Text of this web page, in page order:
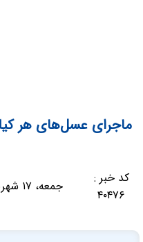
ماجرای عسل‌های هر کیلو 10 تومان در بازار
کد خبر :
۴۰۴۷۶
جمعه، ۱۷ شهریور ۱۳۹۶ - ۰۹:۴۰:۳۳